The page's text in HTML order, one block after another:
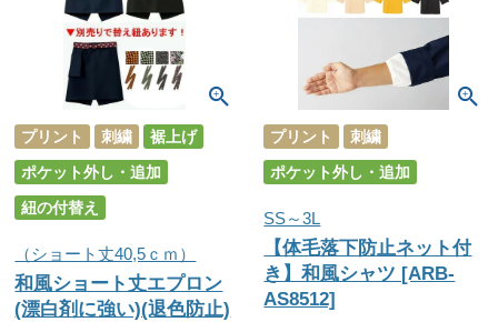
プリント 刺繍
裾上げ
ポケット外し・追加
紐の付替え
（ショート丈40,5ｃｍ）
和風ショート丈エプロン
(漂白剤に強い)(退色防止)
プリント
刺繍
ポケット外し・追加
SS～3L
【体毛落下防止ネット付
き】和風シャツ [ARB-
AS8512]